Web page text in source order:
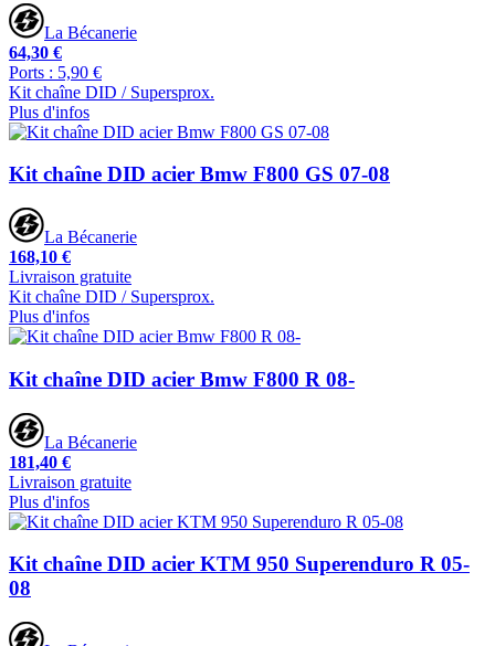
La Bécanerie
64,30 €
Ports : 5,90 €
Kit chaîne DID / Supersprox.
Plus d'infos
Kit chaîne DID acier Bmw F800 GS 07-08
La Bécanerie
168,10 €
Livraison gratuite
Kit chaîne DID / Supersprox.
Plus d'infos
Kit chaîne DID acier Bmw F800 R 08-
La Bécanerie
181,40 €
Livraison gratuite
Plus d'infos
Kit chaîne DID acier KTM 950 Superenduro R 05-
08